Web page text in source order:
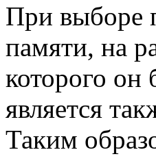
При выборе
памяти, на
которого
является
Таким